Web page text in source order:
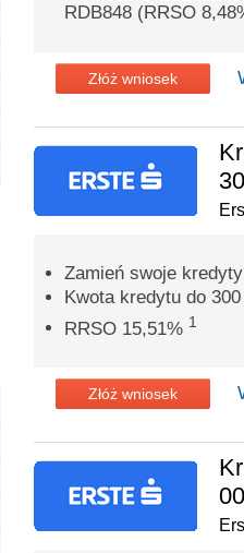
RDB848 (RRSO
Złóż wniosek
Zamień swoje
Kwota kredytu do 300
RRSO 15,51% 1
Złóż wniosek